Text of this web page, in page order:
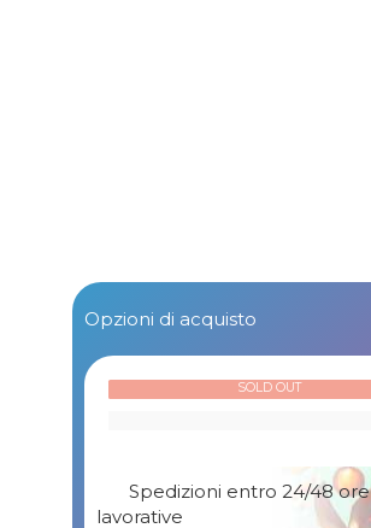
Opzioni di acquisto
Spedizioni entro 24/48 ore
lavorative
SOLD OUT